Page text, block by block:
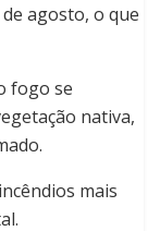
agosto, o que
fogo se
nativa,
mais